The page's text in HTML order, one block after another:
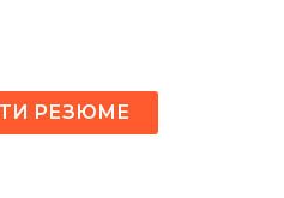
РЕЗЮМЕ